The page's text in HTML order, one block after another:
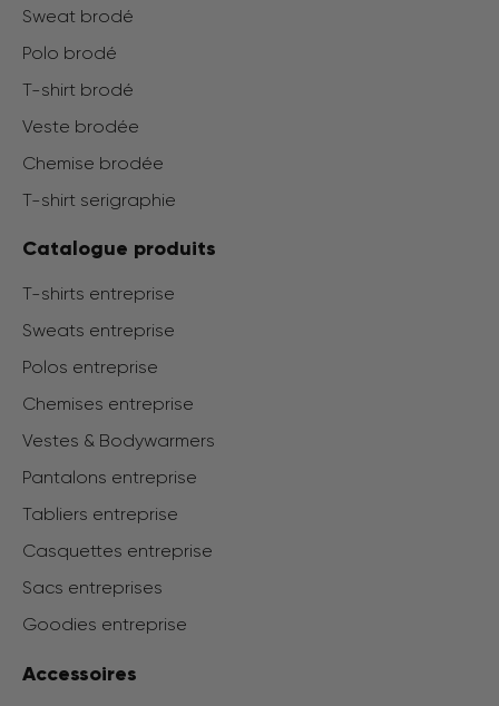
Sweat brodé
Polo brodé
T-shirt brodé
Veste brodée
Chemise brodée
T-shirt serigraphie
Catalogue produits
T-shirts entreprise
Sweats entreprise
Polos entreprise
Chemises entreprise
Vestes & Bodywarmers
Pantalons entreprise
Tabliers entreprise
Casquettes entreprise
Sacs entreprises
Goodies entreprise
Accessoires